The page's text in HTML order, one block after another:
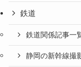
鉄道
鉄道関係記事一
静岡の新幹線撮